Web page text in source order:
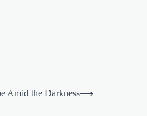
Amid the Darkness⟶